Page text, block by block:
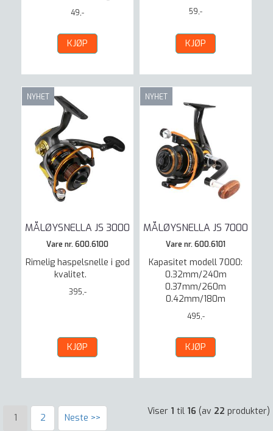
49,-
KJØP
59,-
KJØP
NYHET
MÅLØYSNELLA JS 3000
Vare nr. 600.6100
Rimelig haspelsnelle i god
kvalitet.
395,-
KJØP
NYHET
MÅLØYSNELLA JS 7000
Vare nr. 600.6101
Kapasitet modell 7000:
0.32mm/240m
0.37mm/260m
0.42mm/180m
495,-
KJØP
1 2 Neste >>
Viser 1 til 16 (av 22 produkter)